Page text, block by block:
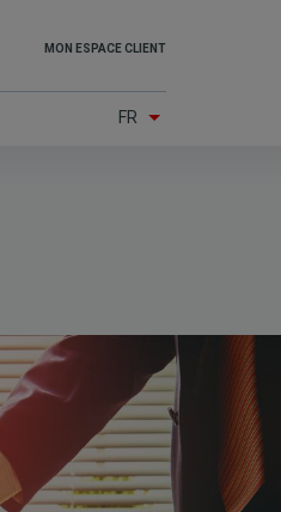
Top
menu
MON ESPACE CLIENT
FR